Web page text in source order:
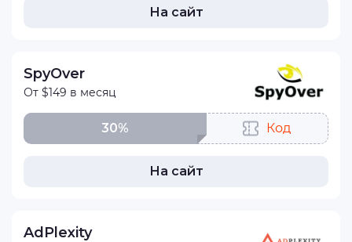
На сайт
SpyOver
От $149 в месяц
30% Код
На сайт
AdPlexity